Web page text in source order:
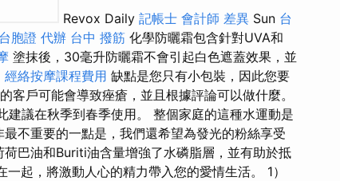
Revox Daily 記帳士 會計師 差異 Sun 台
台胞證 代辦 台中 撥筋 化學防曬霜包含針對UVA和
塗抹後，30毫升防曬霜不會引起白色遮蓋效果，並
經絡按摩課程費用 缺點是您只有小包裝，因此您要
客戶可能會導致痤瘡，並且根據評論可以做什麼。
建議在秋季到春季使用。 整個家庭的這種水運動是
不重要的一點是，我們還希望為發光的粉絲享受
巴油和Buriti油含量增強了水磷脂層，並有助於抵
起，將激動人心的精力帶入您的愛情生活。 1）